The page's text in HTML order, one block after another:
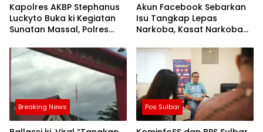
Kapolres AKBP Stephanus
Luckyto Buka ki Kegiatan
Sunatan Massal, Polres
dengan Pemuda Pancasila
Akun Facebook Sebarkan
Isu Tangkap Lepas
Narkoba, Kasat Narkoba
dan Fitnah
Breaking News Pos Sulbar